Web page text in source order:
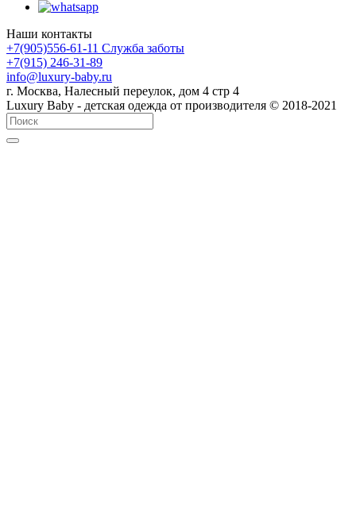
Наши контакты
+7(905)556-61-11 Служба заботы
+7(915) 246-31-89
info@luxury-baby.ru
г. Москва, Налесный переулок, дом 4 стр 4
Luxury Baby - детская одежда от производителя © 2018-2021